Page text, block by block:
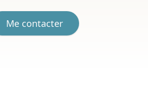
Me contacter